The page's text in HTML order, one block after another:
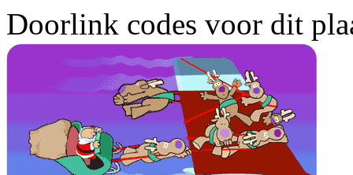
Doorlink codes voor dit